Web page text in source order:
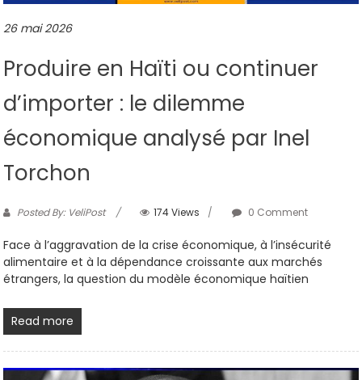
26 mai 2026
Produire en Haïti ou continuer
d’importer : le dilemme
économique analysé par Inel
Torchon
Posted By: VeliPost 174 Views 0 Comment
Face à l’aggravation de la crise économique, à l’insécurité
alimentaire et à la dépendance croissante aux marchés
étrangers, la question du modèle économique haïtien
Read more